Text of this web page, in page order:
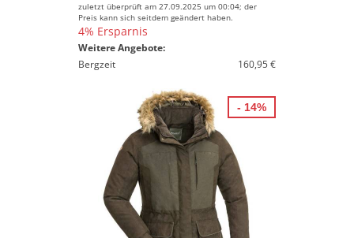
zuletzt überprüft am 27.09.2025 um 00:04; der
Preis kann sich seitdem geändert haben.
4% Ersparnis
Weitere Angebote:
Bergzeit
160,95 €
- 14%